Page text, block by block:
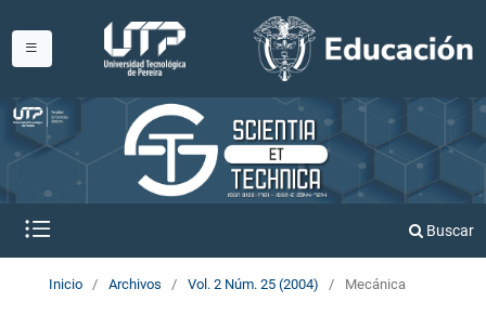
Buscar
Inicio / Archivos / Vol. 2 Núm. 25 (2004) / Mecánica